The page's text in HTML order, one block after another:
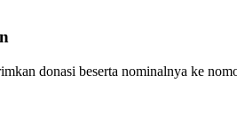
donasi beserta nominalnya ke